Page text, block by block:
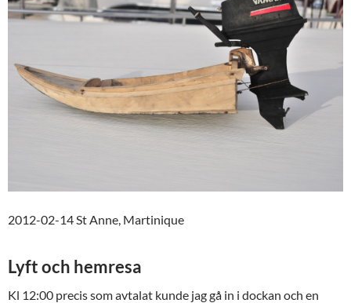
2012-02-14 St Anne, Martinique
Lyft och hemresa
Kl 12:00 precis som avtalat kunde jag gå in i dockan och en